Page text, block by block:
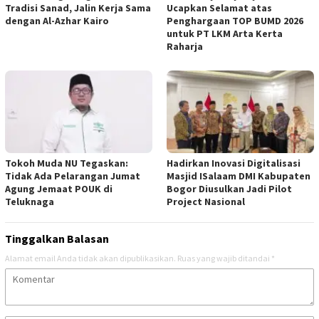
Tradisi Sanad, Jalin Kerja Sama
dengan Al-Azhar Kairo
Ucapkan Selamat atas
Penghargaan TOP BUMD 2026
untuk PT LKM Arta Kerta
Raharja
Tokoh Muda NU Tegaskan:
Tidak Ada Pelarangan Jumat
Agung Jemaat POUK di
Teluknaga
Hadirkan Inovasi Digitalisasi
Masjid ISalaam DMI Kabupaten
Bogor Diusulkan Jadi Pilot
Project Nasional
Tinggalkan Balasan
Alamat email Anda tidak akan dipublikasikan. Ruas yang wajib ditandai *